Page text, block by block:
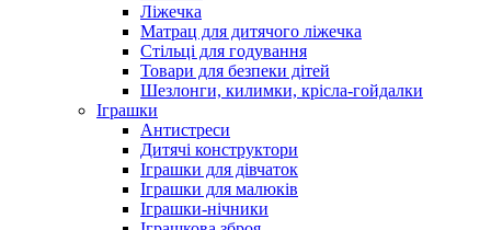
Ліжечка
Матрац для дитячого ліжечка
Стільці для годування
Товари для безпеки дітей
Шезлонги, килимки, крісла-гойдалки
Іграшки
Антистреси
Дитячі конструктори
Іграшки для дівчаток
Іграшки для малюків
Іграшки-нічники